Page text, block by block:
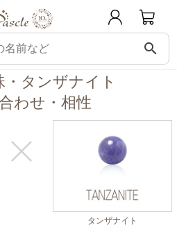
search
ク アコヤ真珠と相性の良い石 アコヤ
・タンザナイト
わせ・相性
タンザナイト